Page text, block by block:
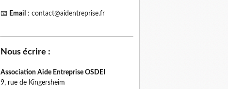
📧 Email : contact@aidentreprise.fr
Nous écrire :
Association Aide Entreprise OSDEI
9, rue de Kingersheim